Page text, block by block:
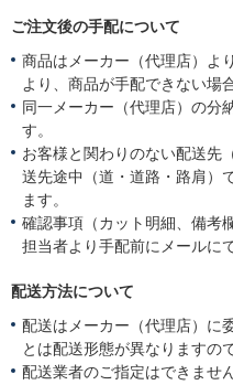
ご注文後の手配について
商品はメーカー（代理店）よ
より、商品が手配できない場
同一メーカー（代理店）の分
す。
お客様と関わりのない配送先
送先途中（道・道路・路肩）
ます。
確認事項（カット明細、備考
担当者より手配前にメールに
配送方法について
配送はメーカー（代理店）に
とは配送形態が異なりますの
配送業者のご指定はできません